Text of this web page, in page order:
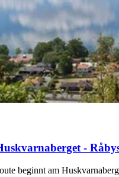
-
beginnt am